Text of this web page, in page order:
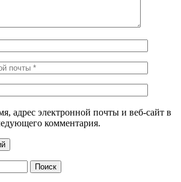
адрес электронной почты и веб-сайт в
комментария.